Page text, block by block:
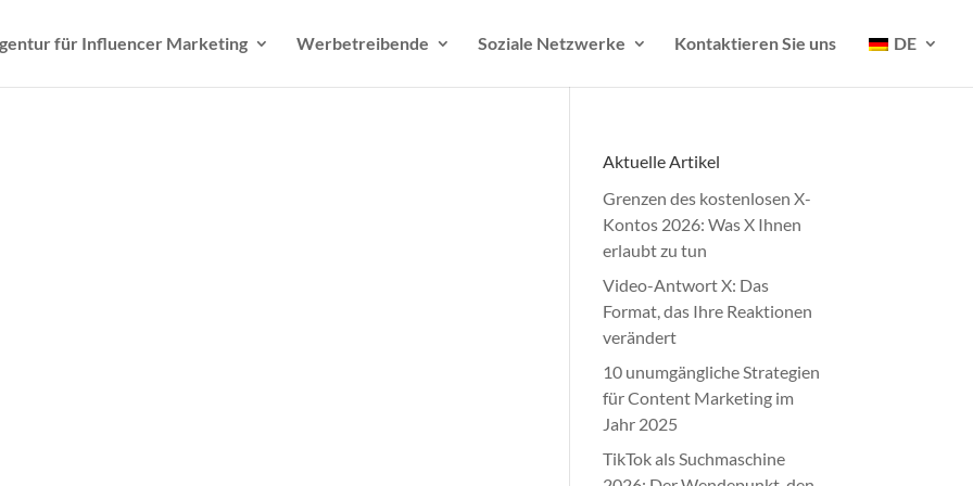
für Influencer Marketing Werbetreibende Soziale Netzwerke Kontaktieren Sie uns DE
Aktuelle Artikel
Grenzen des kostenlosen X-
Kontos 2026: Was X Ihnen
erlaubt zu tun
Video-Antwort X: Das
Format, das Ihre Reaktionen
verändert
10 unumgängliche Strategien
für Content Marketing im
Jahr 2025
TikTok als Suchmaschine